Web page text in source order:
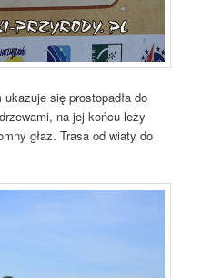
się prostopadła do
na jej końcu leży
głaz. Trasa od wiaty do